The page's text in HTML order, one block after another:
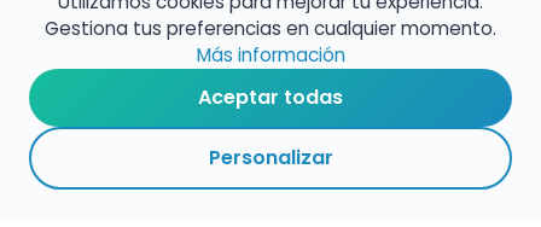
Configura alertas de empleo
Contacta con nosotros
Gestiona tus preferencias en cualquier momento.
Más información
Aceptar todas
Personalizar